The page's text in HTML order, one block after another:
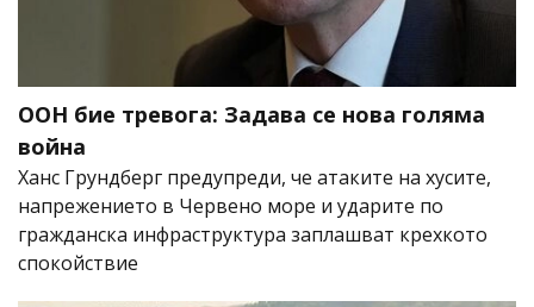
ООН бие тревога: Задава се нова голяма
война
Ханс Грундберг предупреди, че атаките на хусите,
напрежението в Червено море и ударите по
гражданска инфраструктура заплашват крехкото
спокойствие